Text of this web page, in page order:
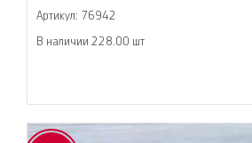
Артикул: 76942
В наличии 228.00 шт